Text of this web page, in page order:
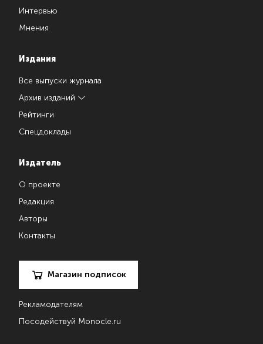
Интервью
Мнения
Издания
Все выпуски журнала
Архив изданий
Рейтинги
Спецдоклады
Издатель
О проекте
Редакция
Авторы
Контакты
Магазин подписок
Рекламодателям
Посодействуй Monocle.ru